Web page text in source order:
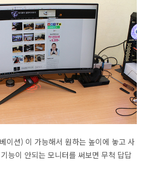
이션) 이 가능해서 원하는 높이에 놓고 사
능이 안되는 모니터를 써보면 무척 답답